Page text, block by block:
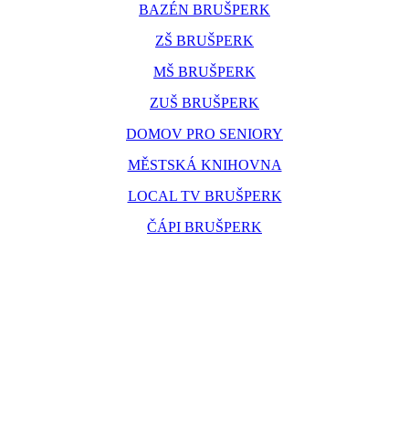
BAZÉN BRUŠPERK
ZŠ BRUŠPERK
MŠ BRUŠPERK
ZUŠ BRUŠPERK
DOMOV PRO SENIORY
MĚSTSKÁ KNIHOVNA
LOCAL TV BRUŠPERK
ČÁPI BRUŠPERK